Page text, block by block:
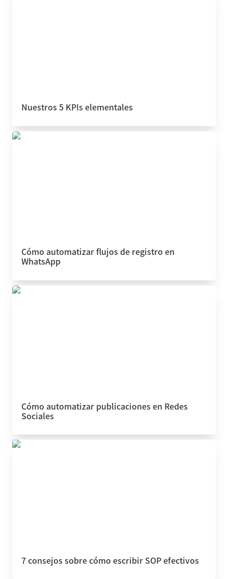
Nuestros 5 KPIs elementales
Cómo automatizar flujos de registro en
Cómo automatizar flujos de registro en
WhatsApp
Cómo automatizar publicaciones en Redes
Cómo automatizar publicaciones en Redes
Sociales
7 consejos sobre cómo escribir SOP efectivos
7 consejos sobre cómo escribir SOP efectivos